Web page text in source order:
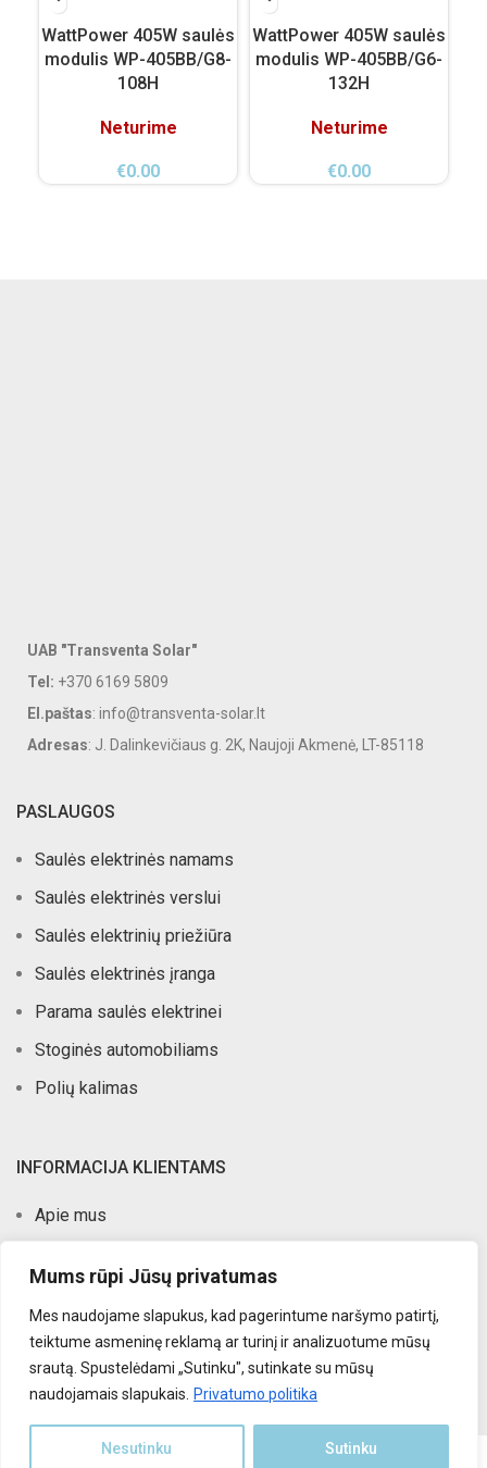
Mums rūpi Jūsų privatumas
Mes naudojame slapukus, kad pagerintume naršymo patirtį,
teiktume asmeninę reklamą ar turinį ir analizuotume mūsų
srautą. Spustelėdami „Sutinku", sutinkate su mūsų
naudojamais slapukais.
Privatumo politika
Nesutinku Sutinku
WattPower 405W saulės
modulis WP-405BB/G8-
108H
Neturime
€0.00
WattPower 405W saulės
modulis WP-405BB/G6-
132H
Neturime
€0.00
UAB "Transventa Solar"
Tel: +370 6169 5809
El.paštas: info@transventa-solar.lt
Adresas: J. Dalinkevičiaus g. 2K, Naujoji Akmenė, LT-85118
PASLAUGOS
Saulės elektrinės namams
Saulės elektrinės verslui
Saulės elektrinių priežiūra
Saulės elektrinės įranga
Parama saulės elektrinei
Stoginės automobiliams
Polių kalimas
INFORMACIJA KLIENTAMS
Apie mus
Kontaktai
Privatumo politika
Pirkimo taisyklės